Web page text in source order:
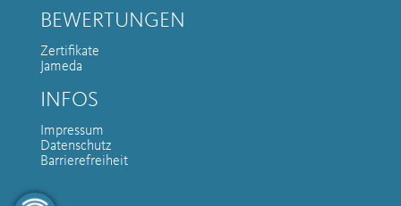
BEWERTUNGEN
Zertifikate
Jameda
INFOS
Impressum
Datenschutz
Barrierefreiheit